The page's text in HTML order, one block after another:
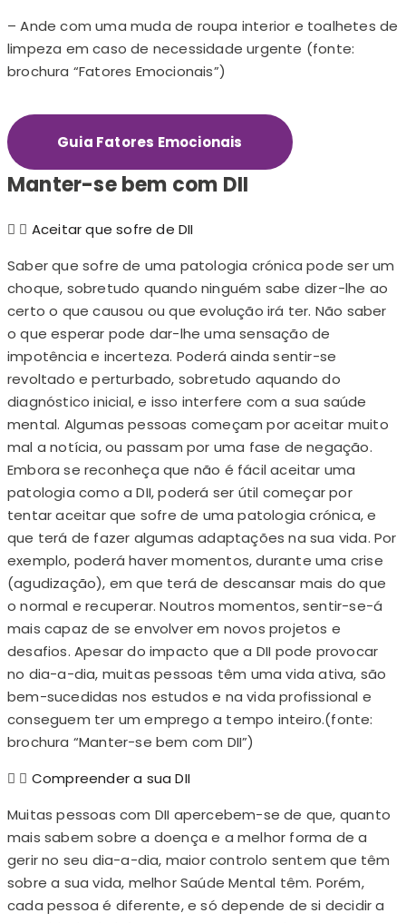
– Ande com uma muda de roupa interior e toalhetes de
limpeza em caso de necessidade urgente (fonte:
brochura “Fatores Emocionais”)
Guia Fatores Emocionais
Manter-se bem com DII
Aceitar que sofre de DII
Saber que sofre de uma patologia crónica pode ser um
choque, sobretudo quando ninguém sabe dizer-lhe ao
certo o que causou ou que evolução irá ter. Não saber
o que esperar pode dar-lhe uma sensação de
impotência e incerteza. Poderá ainda sentir-se
revoltado e perturbado, sobretudo aquando do
diagnóstico inicial, e isso interfere com a sua saúde
mental. Algumas pessoas começam por aceitar muito
mal a notícia, ou passam por uma fase de negação.
Embora se reconheça que não é fácil aceitar uma
patologia como a DII, poderá ser útil começar por
tentar aceitar que sofre de uma patologia crónica, e
que terá de fazer algumas adaptações na sua vida. Por
exemplo, poderá haver momentos, durante uma crise
(agudização), em que terá de descansar mais do que
o normal e recuperar. Noutros momentos, sentir-se-á
mais capaz de se envolver em novos projetos e
desafios. Apesar do impacto que a DII pode provocar
no dia-a-dia, muitas pessoas têm uma vida ativa, são
bem-sucedidas nos estudos e na vida profissional e
conseguem ter um emprego a tempo inteiro.(fonte:
brochura “Manter-se bem com DII”)
Compreender a sua DII
Muitas pessoas com DII apercebem-se de que, quanto
mais sabem sobre a doença e a melhor forma de a
gerir no seu dia-a-dia, maior controlo sentem que têm
sobre a sua vida, melhor Saúde Mental têm. Porém,
cada pessoa é diferente, e só depende de si decidir a